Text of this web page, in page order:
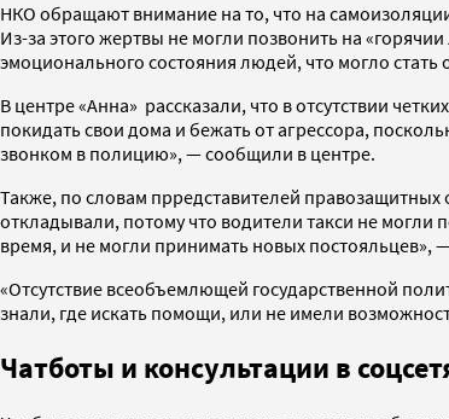
НКО обращают внимание на то, что на
Из-за этого жертвы не могли позвонить на
эмоционального состояния людей, что могло
В центре «Анна» рассказали, что в отсутствии
покидать свои дома и бежать от агрессора,
звонком в полицию», — сообщили в центре.
Также, по словам прредставителей
откладывали, потому что водители такси не
время, и не могли принимать новых постояльцев»,
«Отсутствие всеобъемлющей государственной
знали, где искать помощи, или не имели
Чатботы и консультации в